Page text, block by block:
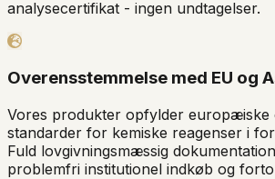
analysecertifikat - ingen undtagelser.
Overensstemmelse med EU og
Vores produkter opfylder europæiske
standarder for kemiske reagenser i
Fuld lovgivningsmæssig
problemfri institutionel indkøb og